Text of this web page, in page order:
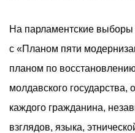
На парламентские выборы
с «Планом пяти
планом по
молдавского государства,
каждого гражданина,
взглядов, языка,